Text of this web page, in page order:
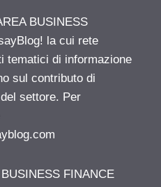
BUSINESS
la cui rete
tematici di informazione
sul contributo di
settore. Per
FINANCE